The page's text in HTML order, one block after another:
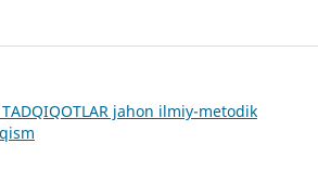
jahon ilmiy-metodik